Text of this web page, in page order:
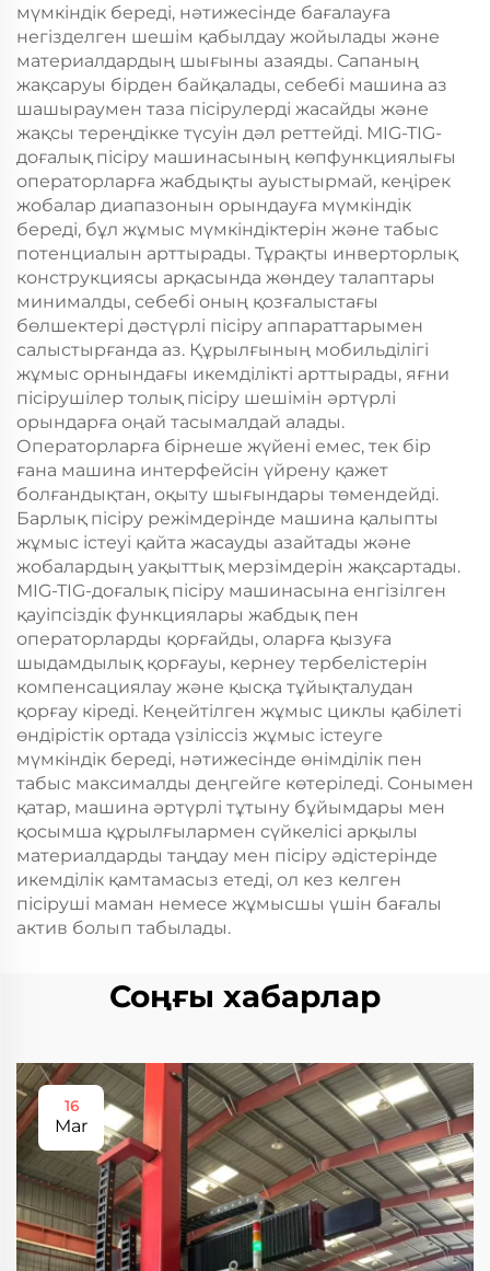
мүмкіндік береді, нәтижесінде бағалауға
негізделген шешім қабылдау жойылады және
материалдардың шығыны азаяды. Сапаның
жақсаруы бірден байқалады, себебі машина аз
шашыраумен таза пісірулерді жасайды және
жақсы тереңдікке түсуін дәл реттейді. MIG-TIG-
доғалық пісіру машинасының көпфункциялығы
операторларға жабдықты ауыстырмай, кеңірек
жобалар диапазонын орындауға мүмкіндік
береді, бұл жұмыс мүмкіндіктерін және табыс
потенциалын арттырады. Тұрақты инверторлық
конструкциясы арқасында жөндеу талаптары
минималды, себебі оның қозғалыстағы
бөлшектері дәстүрлі пісіру аппараттарымен
салыстырғанда аз. Құрылғының мобильділігі
жұмыс орнындағы икемділікті арттырады, яғни
пісірушілер толық пісіру шешімін әртүрлі
орындарға оңай тасымалдай алады.
Операторларға бірнеше жүйені емес, тек бір
ғана машина интерфейсін үйрену қажет
болғандықтан, оқыту шығындары төмендейді.
Барлық пісіру режімдерінде машина қалыпты
жұмыс істеуі қайта жасауды азайтады және
жобалардың уақыттық мерзімдерін жақсартады.
MIG-TIG-доғалық пісіру машинасына енгізілген
қауіпсіздік функциялары жабдық пен
операторларды қорғайды, оларға қызуға
шыдамдылық қорғауы, кернеу тербелістерін
компенсациялау және қысқа тұйықталудан
қорғау кіреді. Кеңейтілген жұмыс циклы қабілеті
өндірістік ортада үзіліссіз жұмыс істеуге
мүмкіндік береді, нәтижесінде өнімділік пен
табыс максималды деңгейге көтеріледі. Сонымен
қатар, машина әртүрлі тұтыну бұйымдары мен
қосымша құрылғылармен сүйкелісі арқылы
материалдарды таңдау мен пісіру әдістерінде
икемділік қамтамасыз етеді, ол кез келген
пісіруші маман немесе жұмысшы үшін бағалы
актив болып табылады.
Соңғы хабарлар
16
Mar